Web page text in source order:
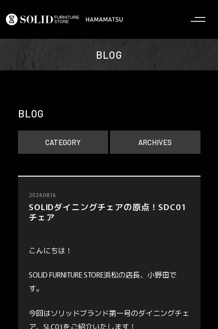
BLOG
BLOG
CATEGORY ARCHIVES
2024.08.16
SOLIDダイニングチェアの原点！SDC01
チェア
こんにちは！
SOLID FURNITURE STORE浜松の店長、小野田で
す。
今回はソリッドブランド第一号のダイニングチェ
ア、SLC01をご紹介いたします！